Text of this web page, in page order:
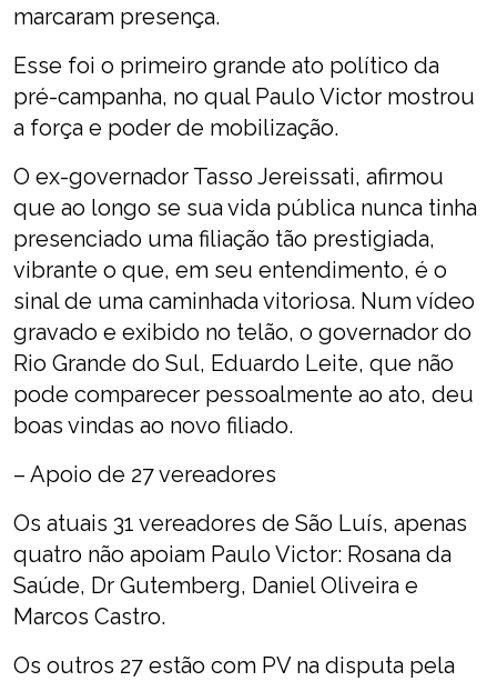
marcaram presença.
Esse foi o primeiro grande ato político da
pré-campanha, no qual Paulo Victor mostrou
a força e poder de mobilização.
O ex-governador Tasso Jereissati, afirmou
que ao longo se sua vida pública nunca tinha
presenciado uma filiação tão prestigiada,
vibrante o que, em seu entendimento, é o
sinal de uma caminhada vitoriosa. Num vídeo
gravado e exibido no telão, o governador do
Rio Grande do Sul, Eduardo Leite, que não
pode comparecer pessoalmente ao ato, deu
boas vindas ao novo filiado.
– Apoio de 27 vereadores
Os atuais 31 vereadores de São Luís, apenas
quatro não apoiam Paulo Victor: Rosana da
Saúde, Dr Gutemberg, Daniel Oliveira e
Marcos Castro.
Os outros 27 estão com PV na disputa pela